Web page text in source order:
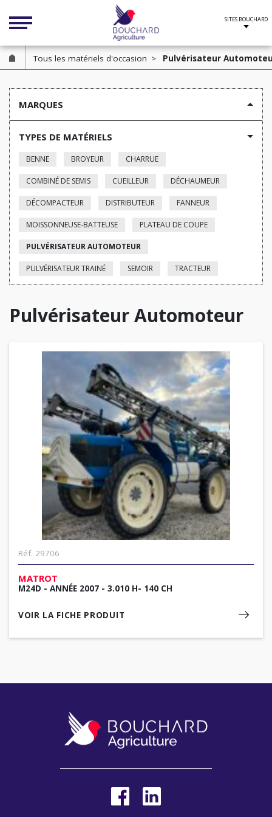
Tous les matériels d'occasion Pulvérisateur
MARQUES
TYPES DE MATÉRIELS
BENNE BROYEUR CHARRUE
COMBINÉ DE SEMIS CUEILLEUR DÉCHAUMEUR
DÉCOMPACTEUR DISTRIBUTEUR FANNEUR
MOISSONNEUSE-BATTEUSE PLATEAU DE COUPE
PULVÉRISATEUR AUTOMOTEUR
PULVÉRISATEUR TRAINÉ SEMOIR TRACTEUR
Pulvérisateur Automoteur
Réf. 29706
MATROT
M24D - ANNÉE 2007 - 3.010 H- 140 CH
VOIR LA FICHE PRODUIT